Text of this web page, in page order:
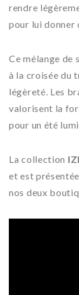
rendre
pour lui donner
Ce mélange
à la croisée du
légèreté. Les
valorisent la
pour un été
La collection
et est
nos deux